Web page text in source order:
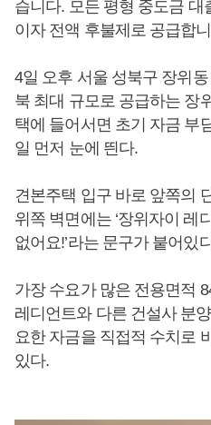
습니다. 모든 평형 중도금
이자 전액 후불제로 공급합
4일 오후 서울 성북구 장위
북 최대 규모로 공급하는 장
택에 들어서면 초기 자금 부
일 먼저 눈에 띈다.
견본주택 입구 바로 앞쪽의
위쪽 벽면에는 ‘장위자이 레
없어요!’라는 문구가 붙어있
가장 수요가 많은 전용면적
레디언트와 다른 건설사 분
요한 자금을 직접적 수치로
있다.